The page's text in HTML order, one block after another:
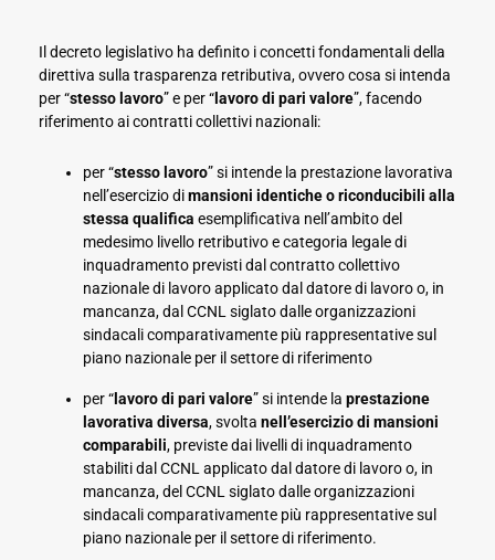
Il decreto legislativo ha definito i concetti fondamentali della
direttiva sulla trasparenza retributiva, ovvero cosa si intenda
per “stesso lavoro” e per “ lavoro di pari valore”, facendo
riferimento ai contratti collettivi nazionali:
per “stesso lavoro” si intende la prestazione lavorativa
nell’esercizio dimansioni identiche o riconducibili alla
stessa qualifica esemplificativa nell’ambito del
medesimo livello retributivo e categoria legale di
inquadramento previsti dal contratto collettivo
nazionale di lavoro applicato dal datore di lavoro o, in
mancanza, dal CCNL siglato dalle organizzazioni
sindacali comparativamente più rappresentative sul
piano nazionale per il settore di riferimento
per “ lavoro di pari valore” si intende la prestazione
lavorativa diversa, svolta nell’esercizio di mansioni
comparabili, previste dai livelli di inquadramento
stabiliti dal CCNL applicato dal datore di lavoro o, in
mancanza, del CCNL siglato dalle organizzazioni
sindacali comparativamente più rappresentative sul
piano nazionale per il settore di riferimento.